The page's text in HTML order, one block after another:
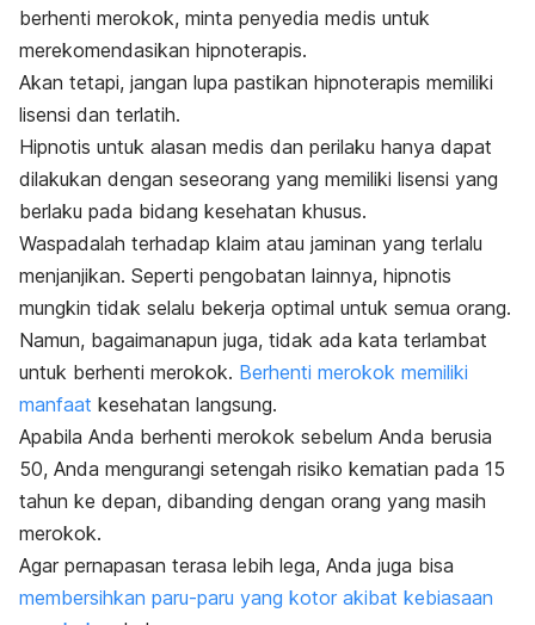
berhenti merokok, minta penyedia medis untuk
merekomendasikan hipnoterapis.
Akan tetapi, jangan lupa pastikan hipnoterapis memiliki
lisensi dan terlatih.
Hipnotis untuk alasan medis dan perilaku hanya dapat
dilakukan dengan seseorang yang memiliki lisensi yang
berlaku pada bidang kesehatan khusus.
Waspadalah terhadap klaim atau jaminan yang terlalu
menjanjikan. Seperti pengobatan lainnya, hipnotis
mungkin tidak selalu bekerja optimal untuk semua orang.
Namun, bagaimanapun juga, tidak ada kata terlambat
untuk berhenti merokok. Berhenti merokok memiliki
manfaat kesehatan langsung.
Apabila Anda berhenti merokok sebelum Anda berusia
50, Anda mengurangi setengah risiko kematian pada 15
tahun ke depan, dibanding dengan orang yang masih
merokok.
Agar pernapasan terasa lebih lega, Anda juga bisa
membersihkan paru-paru yang kotor akibat kebiasaan